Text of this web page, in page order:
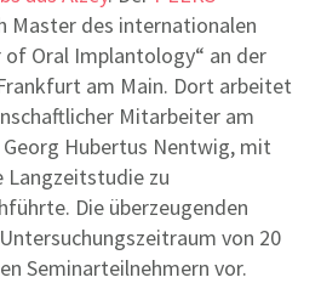
Master des internationalen
Oral Implantology“ an der
am Main. Dort arbeitet
Mitarbeiter am
Hubertus Nentwig, mit
Langzeitstudie zu
Die überzeugenden
von 20
Seminarteilnehmern vor.